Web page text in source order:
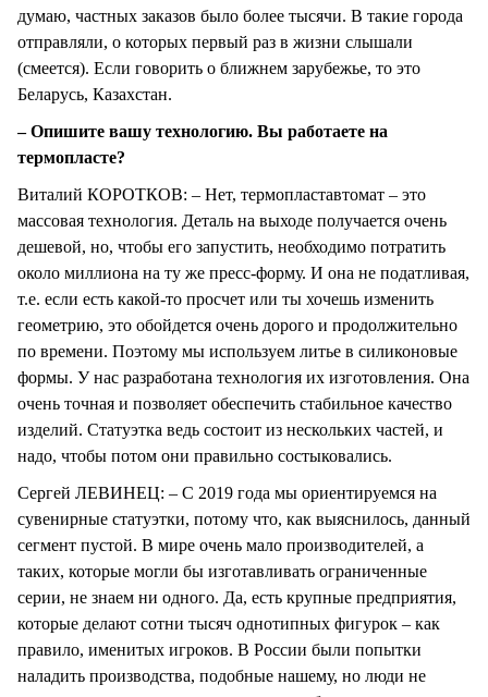
думаю, частных заказов было более тысячи. В такие города
отправляли, о которых первый раз в жизни слышали
(смеется). Если говорить о ближнем зарубежье, то это
Беларусь, Казахстан.
– Опишите вашу технологию. Вы работаете на
термопласте?
Виталий КОРОТКОВ: – Нет, термопластавтомат – это
массовая технология. Деталь на выходе получается очень
дешевой, но, чтобы его запустить, необходимо потратить
около миллиона на ту же пресс-форму. И она не податливая,
т.е. если есть какой-то просчет или ты хочешь изменить
геометрию, это обойдется очень дорого и продолжительно
по времени. Поэтому мы используем литье в силиконовые
формы. У нас разработана технология их изготовления. Она
очень точная и позволяет обеспечить стабильное качество
изделий. Статуэтка ведь состоит из нескольких частей, и
надо, чтобы потом они правильно состыковались.
Сергей ЛЕВИНЕЦ: – С 2019 года мы ориентируемся на
сувенирные статуэтки, потому что, как выяснилось, данный
сегмент пустой. В мире очень мало производителей, а
таких, которые могли бы изготавливать ограниченные
серии, не знаем ни одного. Да, есть крупные предприятия,
которые делают сотни тысяч однотипных фигурок – как
правило, именитых игроков. В России были попытки
наладить производства, подобные нашему, но люди не